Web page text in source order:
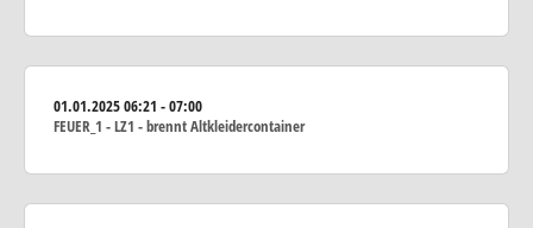
01.01.202506:21 - 07:00
FEUER_1 - LZ1 - brennt Altkleidercontainer